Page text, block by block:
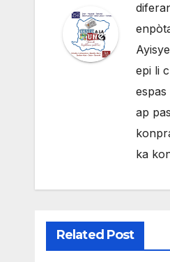
epi li
ap
ka
Related Post